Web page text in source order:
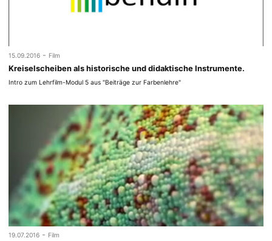
15.09.2016 - Film
Kreiselscheiben als historische und didaktische Instrumente.
Intro zum Lehrfilm-Modul 5 aus "Beiträge zur Farbenlehre"
19.07.2016 - Film